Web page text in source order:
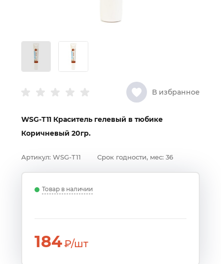
В избранное
WSG-Т11 Краситель гелевый в тюбике
Коричневый 20гр.
Артикул: WSG-Т11 Срок годности, мес: 36
Товар в наличии
184₽/шт